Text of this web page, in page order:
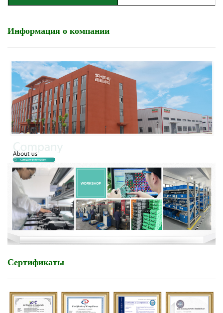
Информация о компании
Сертификаты